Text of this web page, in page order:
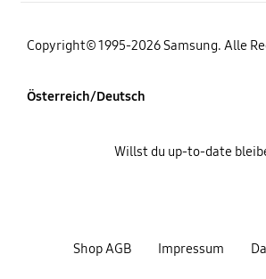
Copyright© 1995-2026 Samsung. Alle
Österreich/Deutsch
Shop AGB Impressum
Willst du up-to-date